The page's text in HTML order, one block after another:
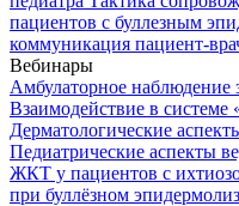
пациентов с буллезным
коммуникация пациент-
Вебинары
Амбулаторное
Взаимодействие в системе
Дерматологические
Педиатрические аспекты
ЖКТ у пациентов с
при буллёзном